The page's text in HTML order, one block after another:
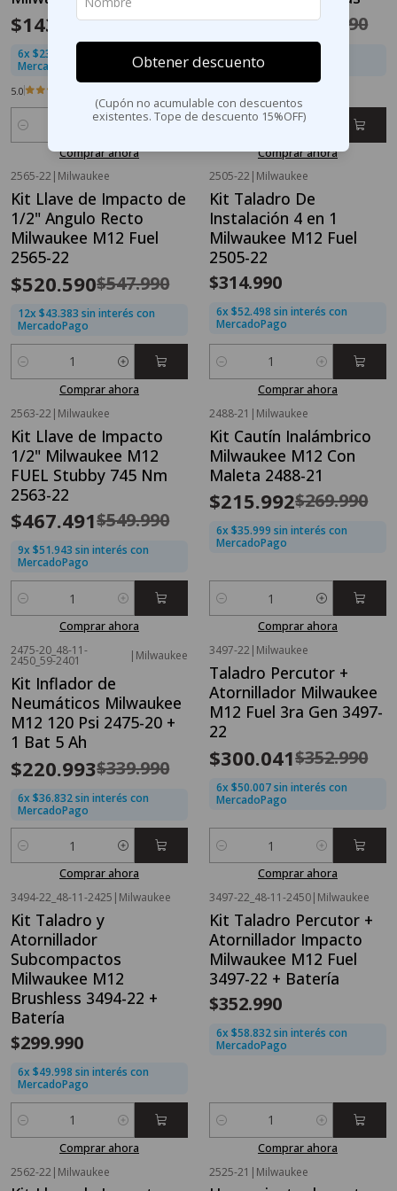
$143.991$159.990
6x $23.999 sin interés con
MercadoPago
5.0
Cantidad
Comprar ahora
$224.992$299.990
MercadoPago
Comprar ahora
OFERTA FLASH⚡
-5%OFF
2565-22 | Milwaukee
Kit Llave de Impacto de
1/2" Angulo Recto
Milwaukee M12 Fuel
2565-22
$520.590$547.990
12x $43.383 sin interés con
MercadoPago
Cantidad
Comprar ahora
2505-22 | Milwaukee
Kit Taladro De
Instalación 4 en 1
Milwaukee M12 Fuel
2505-22
$314.990
6x $52.498 sin interés con
MercadoPago
Cantidad
Comprar ahora
OFERTA FLASH⚡
-15%OFF
2563-22 | Milwaukee
Kit Llave de Impacto
1/2" Milwaukee M12
FUEL Stubby 745 Nm
2563-22
$467.491$549.990
9x $51.943 sin interés con
MercadoPago
Cantidad
Comprar ahora
OFERTA FLASH⚡
-20%OFF
2488-21 | Milwaukee
Kit Cautín Inalámbrico
Milwaukee M12 Con
Maleta 2488-21
$215.992$269.990
6x $35.999 sin interés con
MercadoPago
Cantidad
Comprar ahora
OFERTA FLASH⚡
-35%OFF
2475-20_48-11-
2450_59-2401 | Milwaukee
Kit Inflador de
Neumáticos Milwaukee
M12 120 Psi 2475-20 +
1 Bat 5 Ah
$220.993$339.990
6x $36.832 sin interés con
MercadoPago
Cantidad
Comprar ahora
OFERTA FLASH⚡
-15%OFF
3497-22 | Milwaukee
Taladro Percutor +
Atornillador Milwaukee
M12 Fuel 3ra Gen 3497-
22
$300.041$352.990
6x $50.007 sin interés con
MercadoPago
Cantidad
Comprar ahora
3494-22_48-11-2425 | Milwaukee
Kit Taladro y
Atornillador
Subcompactos
Milwaukee M12
Brushless 3494-22 +
Batería
$299.990
6x $49.998 sin interés con
MercadoPago
Cantidad
Comprar ahora
3497-22_48-11-2450| Milwaukee
Kit Taladro Percutor +
Atornillador Impacto
Milwaukee M12 Fuel
3497-22 + Batería
$352.990
6x $58.832 sin interés con
MercadoPago
Cantidad
Comprar ahora
OFERTA FLASH⚡
2562-22 | Milwaukee
OFERTA FLASH⚡
2525-21 | Milwaukee
Obtener descuento
(Cupón no acumulable con descuentos
existentes. Tope de descuento 15%OFF)